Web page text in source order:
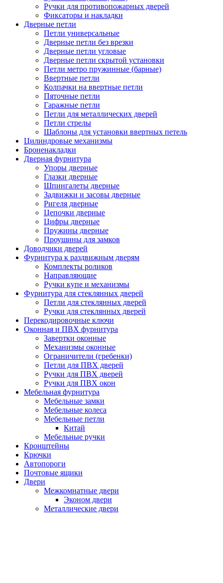
Ручки для противопожарных дверей
Фиксаторы и накладки
Дверные петли
Петли универсальные
Дверные петли без врезки
Дверные петли угловые
Дверные петли скрытой установки
Петли метро пружинные (барные)
Ввертные петли
Колпачки на ввертные петли
Пяточные петли
Гаражные петли
Петли для металлических дверей
Петли стрелы
Шаблоны для установки ввертных петель
Цилиндровые механизмы
Броненакладки
Дверная фурнитура
Упоры дверные
Глазки дверные
Шпингалеты дверные
Задвижки и засовы дверные
Ригеля дверные
Цепочки дверные
Цифры дверные
Пружины дверные
Проушины для замков
Доводчики дверей
Фурнитура к раздвижным дверям
Комплекты роликов
Направляющие
Ручки купе и механизмы
Фурнитура для стеклянных дверей
Петли для стеклянных дверей
Ручки для стеклянных дверей
Перекодировочные ключи
Оконная и ПВХ фурнитура
Завертки оконные
Механизмы оконные
Ограничители (гребенки)
Петли для ПВХ дверей
Ручки для ПВХ дверей
Ручки для ПВХ окон
Мебельная фурнитура
Мебельные замки
Мебельные колеса
Мебельные петли
Китай
Мебельные ручки
Кронштейны
Крючки
Автопороги
Почтовые ящики
Двери
Межкомнатные двери
Эконом двери
Металлические двери